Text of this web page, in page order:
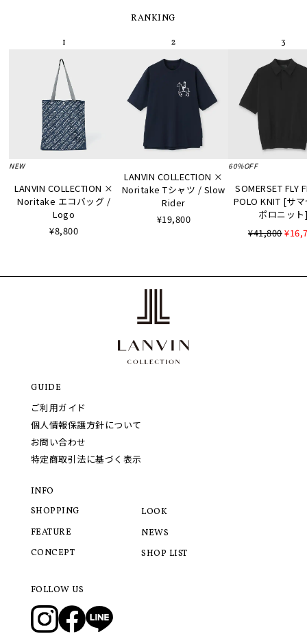
RANKING
NEW
LANVIN COLLECTION ×
Noritake エコバッグ /
Logo
¥8,800
LANVIN COLLECTION ×
Noritake Tシャツ / Slow
Rider
¥19,800
60%OFF
SOMERSET FLY
POLO KNIT [サ
ポロニッ
¥41,800
GUIDE
ご利用ガイド
個人情報保護方針について
お問い合わせ
特定商取引法に基づく表示
INFO
SHOPPING
FEATURE
CONCEPT
LOOK
NEWS
SHOP LIST
FOLLOW US